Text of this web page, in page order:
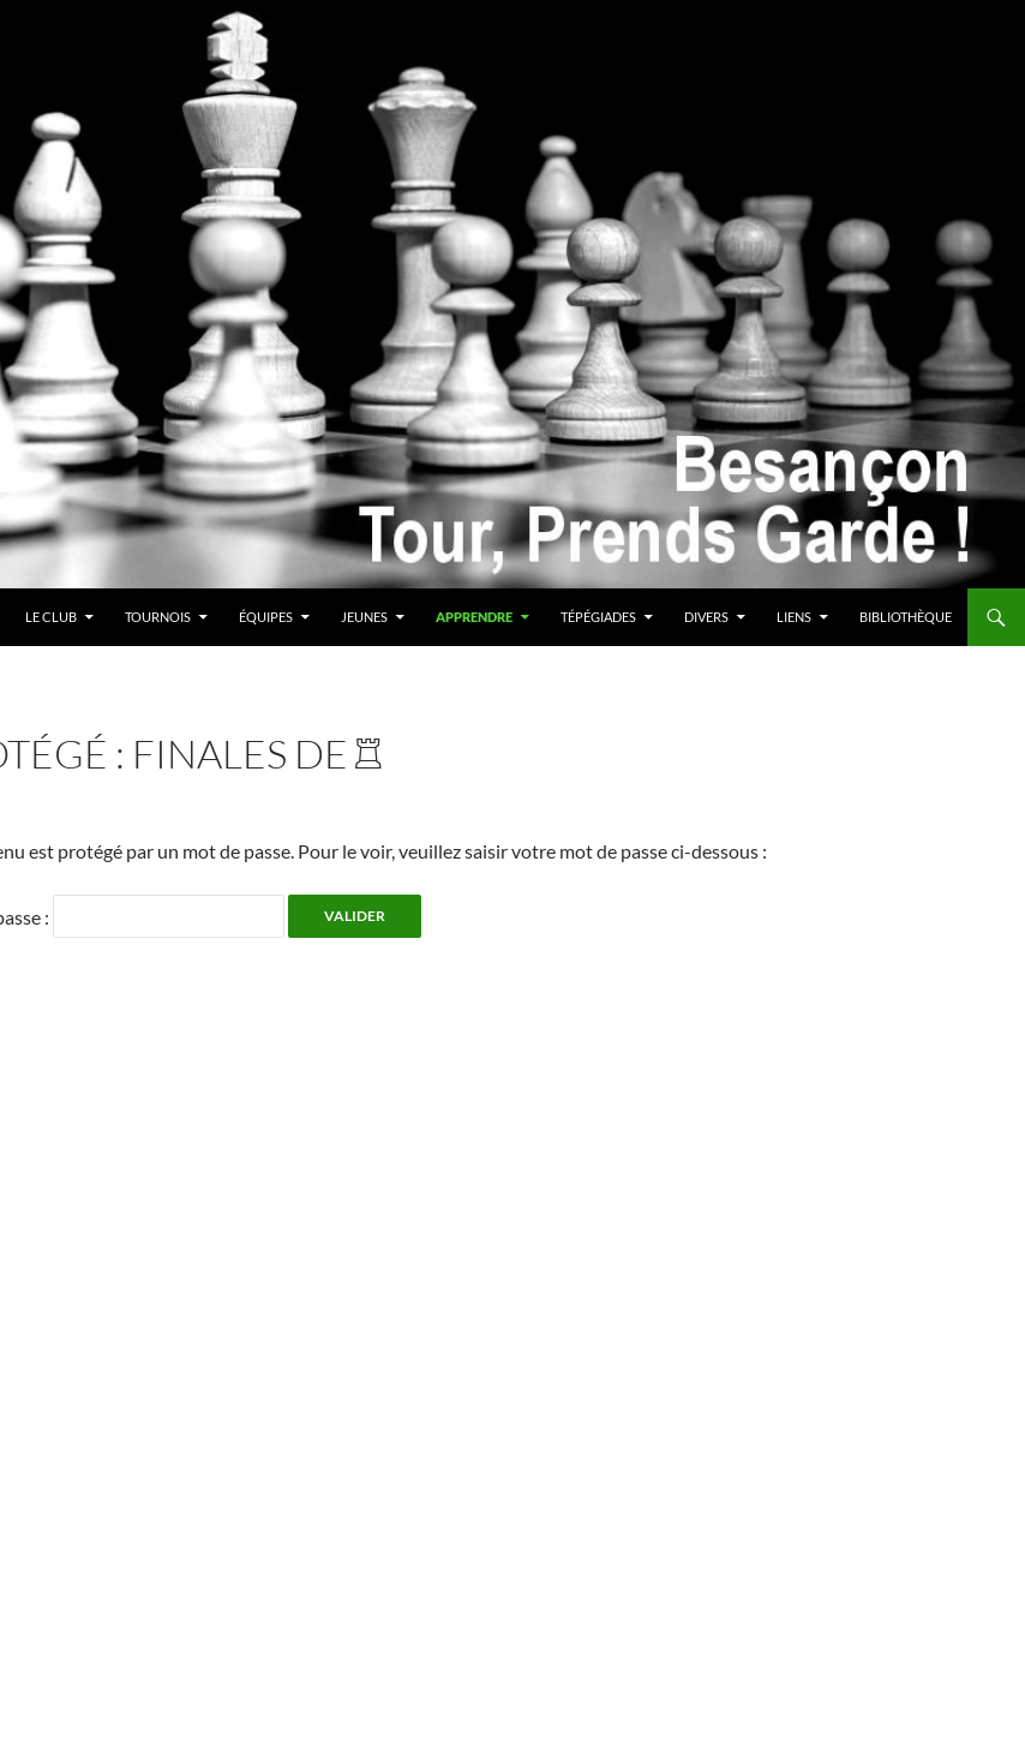
LE CLUB TOURNOIS ÉQUIPES JEUNES APPRENDRE TÉPÉGIADES DIVERS LIENS BIBLIOTHÈQUE
: FINALES DE R
est protégé par un mot de passe. Pour le voir, veuillez saisir votre mot de passe ci-dessous :
: